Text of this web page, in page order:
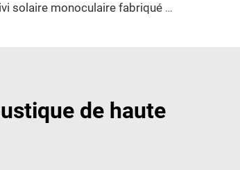
Système de suivi solaire monoculaire fabriqué en Chine avec moteur de rotation
de haute